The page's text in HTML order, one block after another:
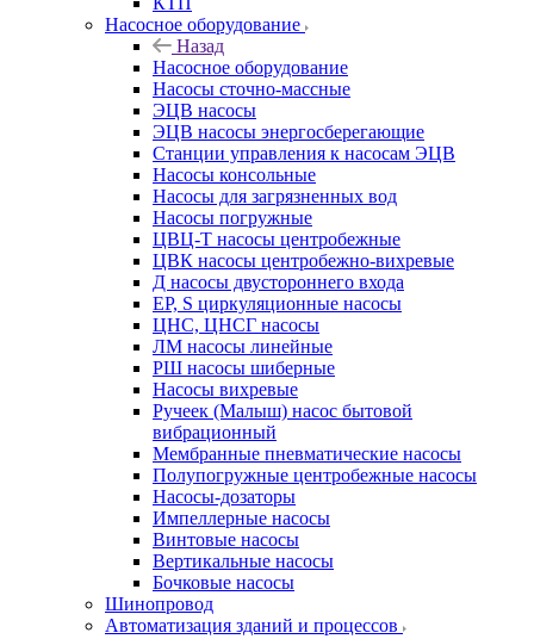
Насосное оборудование
Назад
Насосное оборудование
Насосы сточно-массные
ЭЦВ насосы
ЭЦВ насосы энергосберегающие
Станции управления к насосам ЭЦВ
Насосы консольные
Насосы для загрязненных вод
Насосы погружные
ЦВЦ-Т насосы центробежные
ЦВК насосы центробежно-вихревые
Д насосы двустороннего входа
EP, S циркуляционные насосы
ЦНС, ЦНСГ насосы
ЛМ насосы линейные
РШ насосы шиберные
Насосы вихревые
Ручеек (Малыш) насос бытовой
вибрационный
Мембранные пневматические насосы
Полупогружные центробежные насосы
Насосы-дозаторы
Импеллерные насосы
Винтовые насосы
Вертикальные насосы
Бочковые насосы
Шинопровод
Автоматизация зданий и процессов